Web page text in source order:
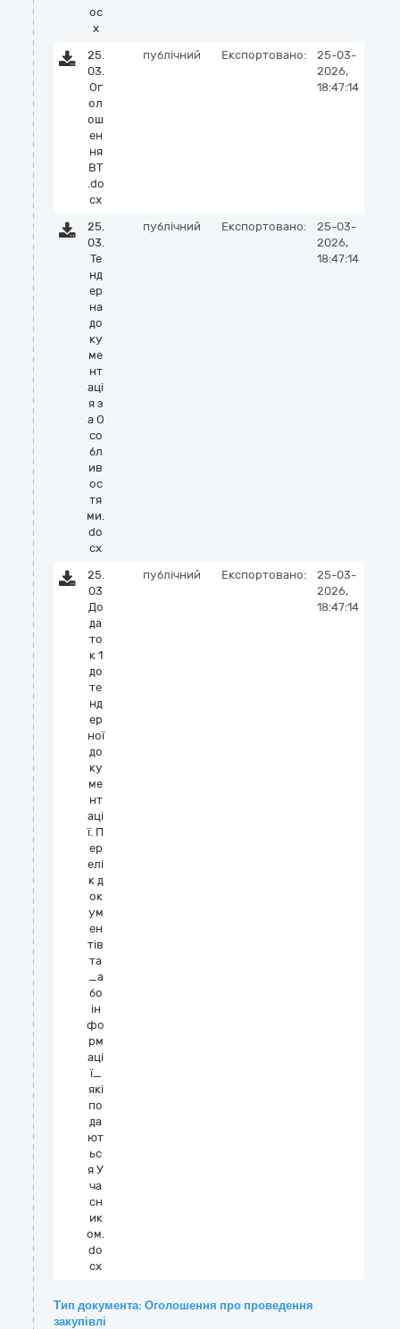
oc
x
25.
03.
Ог
ол
ош
ен
ня
ВТ
.do
cx
публічний Експортовано:
25-03-
2026,
18:47:14
25.
03.
Те
нд
ер
на
до
ку
ме
нт
аці
я з
а О
со
бл
ив
ос
тя
ми.
do
cx
публічний Експортовано:
25-03-
2026,
18:47:14
25.
03
До
да
то
к 1
до
те
нд
ер
ної
до
ку
ме
нт
аці
ї. П
ер
елі
к д
ок
ум
ен
тів
та
_а
бо
ін
фо
рм
аці
ї_
які
по
да
ют
ьс
я У
ча
сн
ик
ом.
do
cx
публічний Експортовано:
25-03-
2026,
18:47:14
Тип документа: Оголошення про проведення
закупівлі